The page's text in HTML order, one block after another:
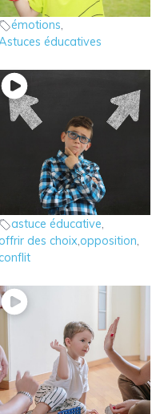
Astuces éducatives
émotions,
éducatives
6 – Astuce éducative:
Offrir des choix
Astuces éducatives
astuce éducative,
des choix,opposition,
– Astuce éducative :
– Valoriser